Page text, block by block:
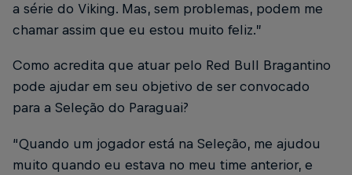
a série do Viking. Mas, sem problemas, podem me
chamar assim que eu estou muito feliz.”
Como acredita que atuar pelo Red Bull Bragantino
pode ajudar em seu objetivo de ser convocado
para a Seleção do Paraguai?
“Quando um jogador está na Seleção, me ajudou
muito quando eu estava no meu time anterior, e